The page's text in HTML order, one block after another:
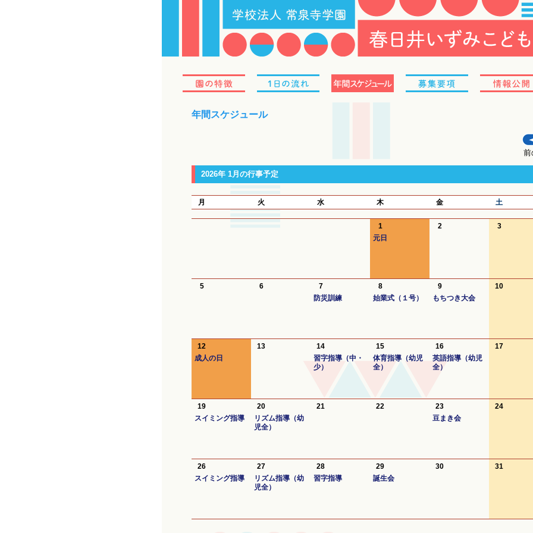
園の特徴 １日の流れ 年間スケジュール 募集要項
年間スケジュール
前
2026年 1月の行事予定
月 火 水 木 金 土
1
元日
2 3
5 6
7
防災訓練
8
始業式（１号）
9
もちつき大会
10
12
成人の日
13
14
習字指導（中・
少）
15
体育指導（幼児
全）
16
英語指導（幼児
全）
17
19
スイミング指導
20
リズム指導（幼
児全）
21 22
23
豆まき会
24
26
スイミング指導
27
リズム指導（幼
児全）
28
習字指導
29
誕生会
30 31